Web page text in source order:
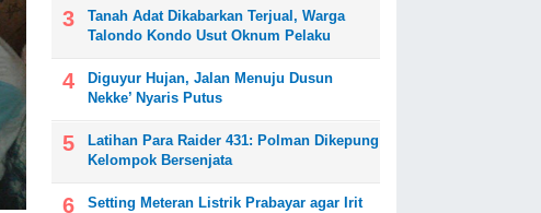
Tanah Adat Dikabarkan Terjual, Warga
Talondo Kondo Usut Oknum Pelaku
Diguyur Hujan, Jalan Menuju Dusun
Nekke’ Nyaris Putus
Latihan Para Raider 431: Polman Dikepung
Kelompok Bersenjata
Setting Meteran Listrik Prabayar agar Irit